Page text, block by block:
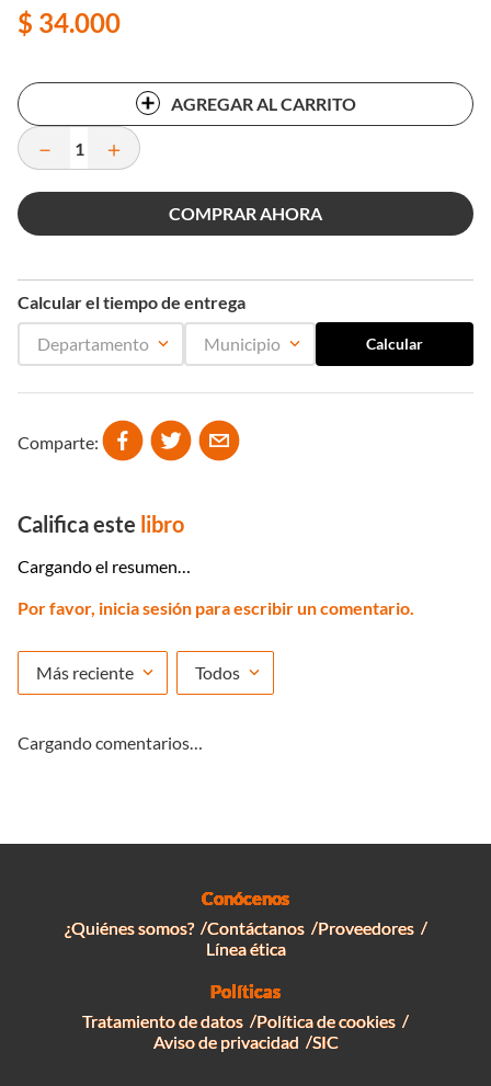
$ 34.000
AGREGAR AL CARRITO
＋
－
COMPRAR AHORA
Calcular el tiempo de entrega
Departamento
Municipio
Comparte
Califica este libro
Cargando el resumen…
Por favor, inicia sesión para escribir un comentario.
Más reciente Todos
Cargando comentarios…
Conócenos
¿Quiénes somos?
Contáctanos
Proveedores
Línea ética
Políticas
Tratamiento de datos
Política de cookies
Aviso de privacidad
SIC